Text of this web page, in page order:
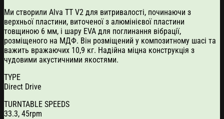
Ми створили Alva TT V2 для витривалості, починаючи з
верхньої пластини, виточеної з алюмінієвої пластини
товщиною 6 мм, і шару EVA для поглинання вібрації,
розміщеного на МДФ. Він розміщений у композитному шасі та
важить вражаючих 10,9 кг. Надійна міцна конструкція з
чудовими акустичними якостями.
TYPE
Direct Drive
TURNTABLE SPEEDS
33.3, 45rpm